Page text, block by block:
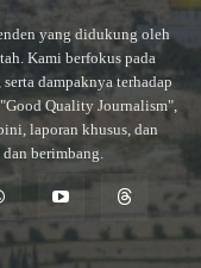
yang didukung oleh
Kami berfokus pada
dampaknya terhadap
Quality Journalism",
laporan khusus, dan
berimbang.